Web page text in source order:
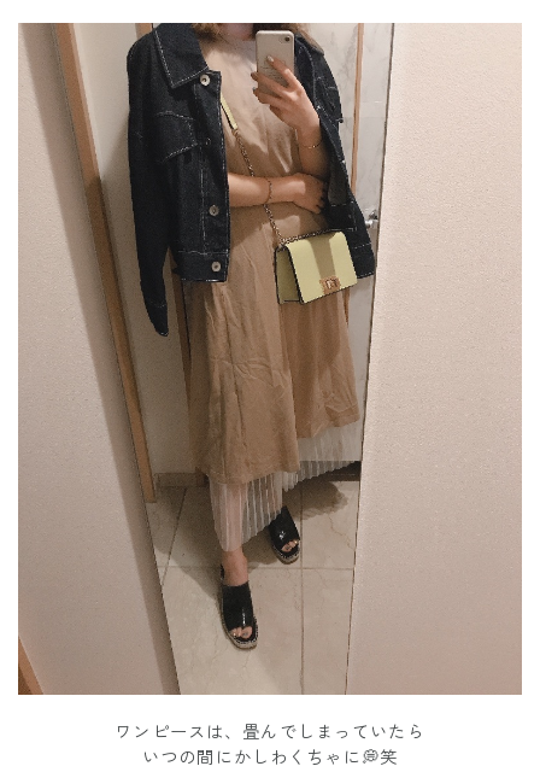
ワンピースは、畳んでしまっていたら
いつの間にかしわくちゃに💭笑